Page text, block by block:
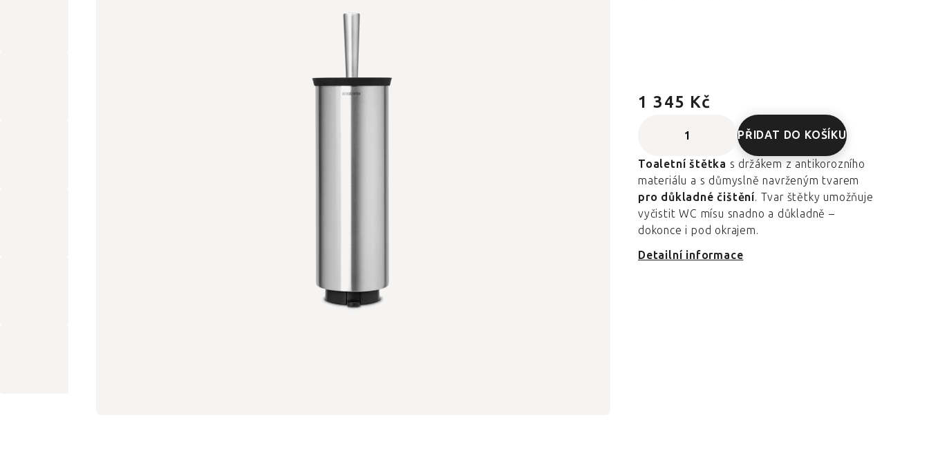
1 345 Kč
PŘIDAT DO KOŠÍKU
Toaletní štětka s držákem z antikorozního
materiálu a s důmyslně navrženým tvarem
pro důkladné čištění. Tvar štětky umožňuje
vyčistit WC mísu snadno a důkladně –
dokonce i pod okrajem.
Detailní informace